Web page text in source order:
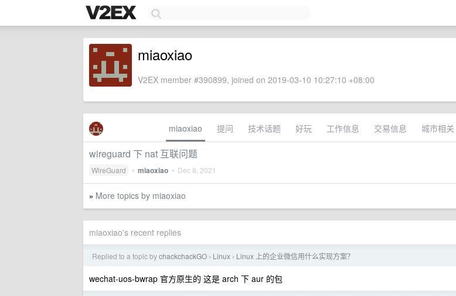
miaoxiao
V2EX member #390899, joined on 2019-03-10 10:27:10 +08:00
miaoxiao 提问 技术话题 好玩 工作信息 交易信息 城市相关
wireguard 下 nat 互联问题
WireGuard • miaoxiao • Dec 8, 2021
» More topics by miaoxiao
miaoxiao's recent replies
Replied to a topic bychackchackGO › Linux › Linux 上的企业微信用什么实现方案？
wechat-uos-bwrap 官方原生的 这是 arch 下 aur 的包